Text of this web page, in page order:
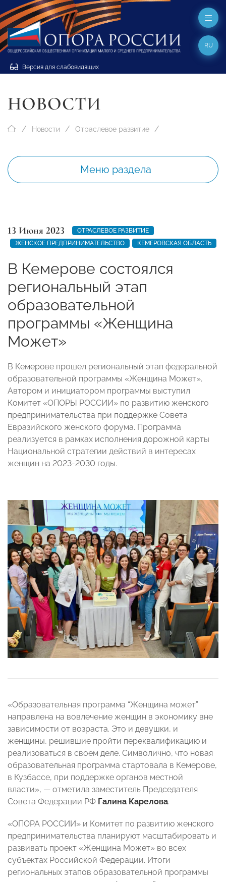
Версия для слабовидящих
RU
НОВОСТИ
Новости Отраслевое развитие
Меню раздела
13 Июня 2023
ОТРАСЛЕВОЕ РАЗВИТИЕ
ЖЕНСКОЕ ПРЕДПРИНИМАТЕЛЬСТВО
КЕМЕРОВСКАЯ ОБЛАСТЬ
В Кемерове состоялся
региональный этап
образовательной
программы «Женщина
Может»
В Кемерове прошел региональный этап федеральной
образовательной программы «Женщина Может».
Автором и инициатором программы выступил
Комитет «ОПОРЫ РОССИИ» по развитию женского
предпринимательства при поддержке Совета
Евразийского женского форума. Программа
реализуется в рамках исполнения дорожной карты
Национальной стратегии действий в интересах
женщин на 2023-2030 годы.
«Образовательная программа “Женщина может”
направлена на вовлечение женщин в экономику вне
зависимости от возраста. Это и девушки, и
женщины, решившие пройти переквалификацию и
реализоваться в своем деле. Символично, что новая
образовательная программа стартовала в Кемерове,
в Кузбассе, при поддержке органов местной
власти», — отметила заместитель Председателя
Совета Федерации РФ Галина Карелова.
«ОПОРА РОССИИ» и Комитет по развитию женского
предпринимательства планируют масштабировать и
развивать проект «Женщина Может» во всех
субъектах Российской Федерации. Итоги
региональных этапов образовательной программы